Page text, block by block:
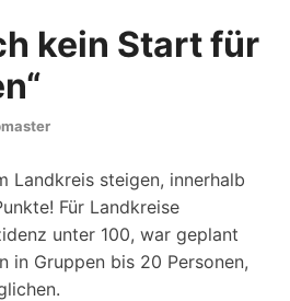
kein Start für
Landkreis steigen, innerhalb
Für Landkreise
unter 100, war geplant
in Gruppen bis 20 Personen,